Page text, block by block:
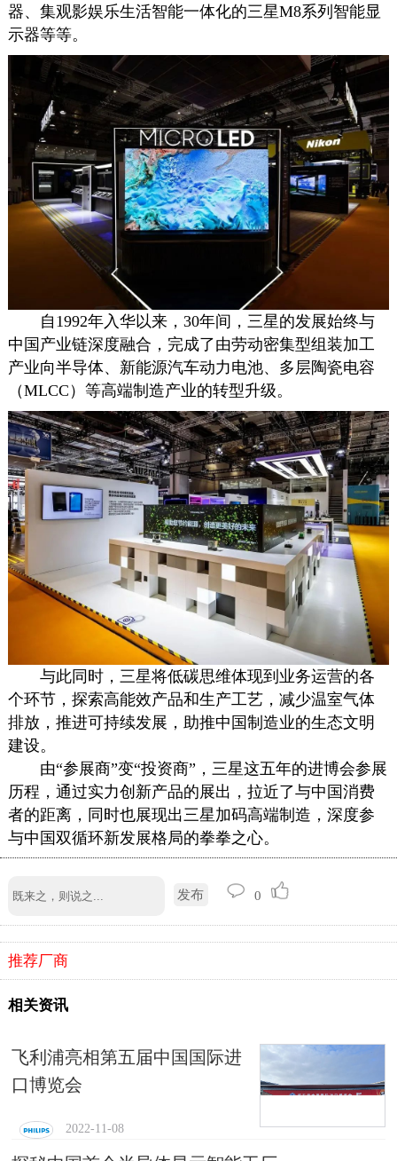
器、集观影娱乐生活智能一体化的三星M8系列智能显
示器等等。
自1992年入华以来，30年间，三星的发展始终与
中国产业链深度融合，完成了由劳动密集型组装加工
产业向半导体、新能源汽车动力电池、多层陶瓷电容
（MLCC）等高端制造产业的转型升级。
与此同时，三星将低碳思维体现到业务运营的各
个环节，探索高能效产品和生产工艺，减少温室气体
排放，推进可持续发展，助推中国制造业的生态文明
建设。
由“参展商”变“投资商”，三星这五年的进博会参展
历程，通过实力创新产品的展出，拉近了与中国消费
者的距离，同时也展现出三星加码高端制造，深度参
与中国双循环新发展格局的拳拳之心。
发布 0
推荐厂商
相关资讯
飞利浦亮相第五届中国国际进
口博览会
2022-11-08